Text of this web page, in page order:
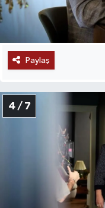
Paylaş
4 / 7